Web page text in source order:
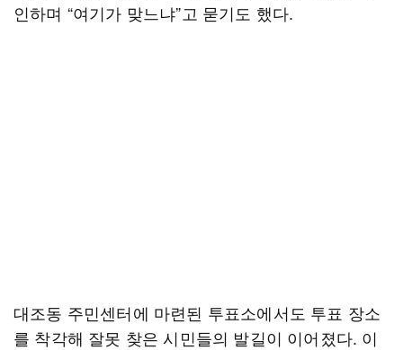
인하며 “여기가 맞느냐”고 묻기도 했다.
대조동 주민센터에 마련된 투표소에서도 투표 장소
를 착각해 잘못 찾은 시민들의 발길이 이어졌다. 이